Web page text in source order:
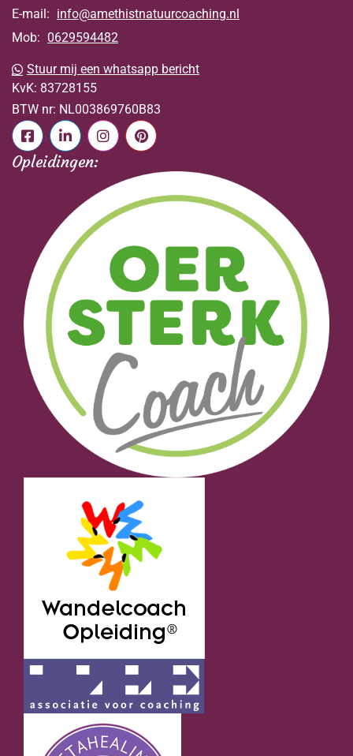
E-mail: info@amethistnatuurcoaching.nl
Mob: 0629594482
Stuur mij een whatsapp bericht
KvK: 83728155
BTW nr: NL003869760B83
Opleidingen: